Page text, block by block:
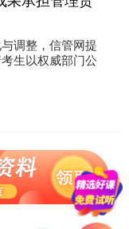
调整，信管网提
生以权威部门公